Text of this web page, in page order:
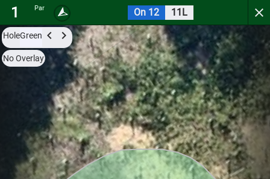
Spuyten Duyval Golf Course (East/
Try it now for free with a preview of the first 3 holes.
0C
1 Par On 12 11L
HoleGreen
No Overlay